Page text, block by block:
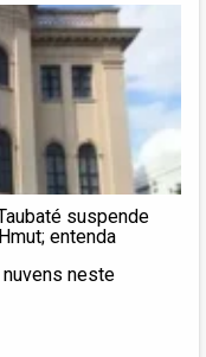
suspende
entenda
neste